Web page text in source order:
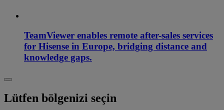
TeamViewer enables remote after-sales services
for Hisense in Europe, bridging distance and
knowledge gaps.
Lütfen bölgenizi seçin